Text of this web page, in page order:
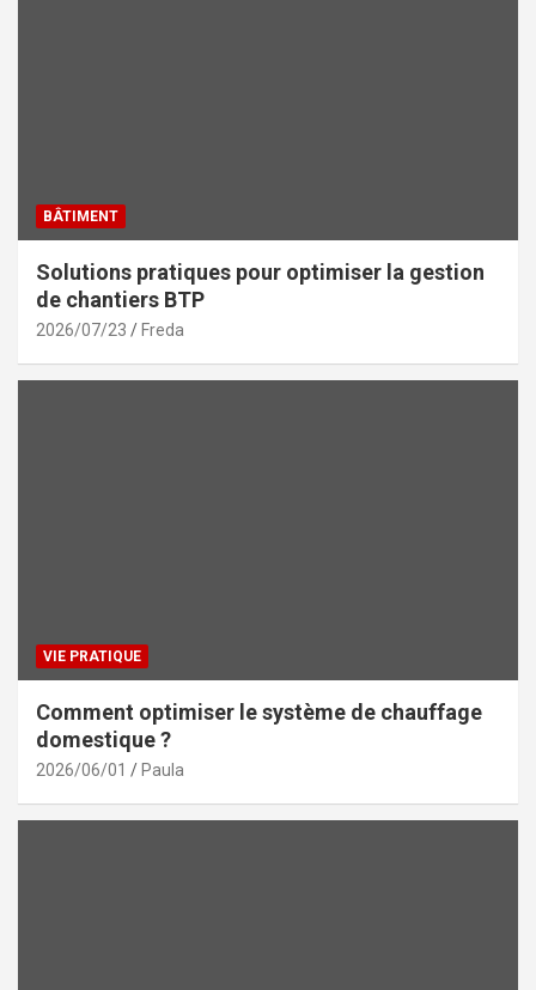
BÂTIMENT
Solutions pratiques pour optimiser la gestion
de chantiers BTP
2026/07/23 Freda
VIE PRATIQUE
Comment optimiser le système de chauffage
domestique ?
2026/06/01 Paula